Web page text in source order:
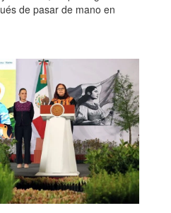
de pasar de mano en